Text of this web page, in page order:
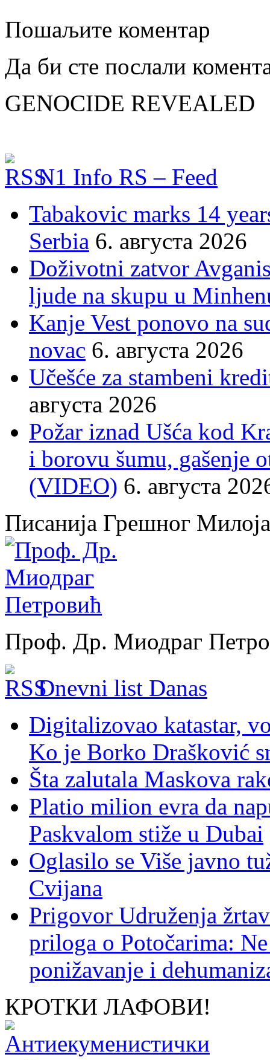
Пошаљите коментар
Да би сте послали
GENOCIDE REVEALED
N1 Info RS – Feed
Tabakovic marks 14
Serbia 6. августа 2026
Doživotni zatvor
ljude na skupu u
Kanje Vest ponovo na
novac 6. августа 2026
Učešće za stambeni
августа 2026
Požar iznad Ušća kod
i borovu šumu, gašenje
(VIDEO) 6. августа
Писанија Грешног Милоја
Проф. Др. Миодраг
Dnevni list Danas
Digitalizovao katastar,
Ko je Borko Drašković
Šta zalutala Maskova
Platio milion evra da
Paskvalom stiže u Dubai
Oglasilo se Više javno
Cvijana
Prigovor Udruženja
priloga o Potočarima:
ponižavanje i
КРОТКИ ЛАФОВИ!